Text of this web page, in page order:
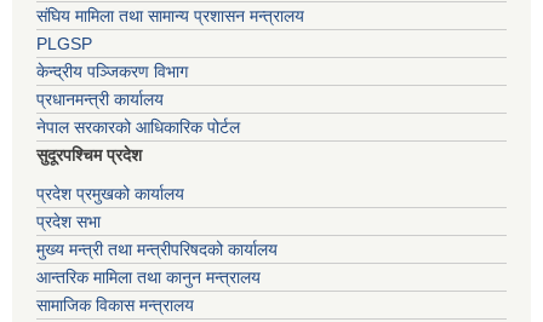
संघिय मामिला तथा सामान्य प्रशासन मन्त्रालय
PLGSP
केन्द्रीय पञ्जिकरण विभाग
प्रधानमन्त्री कार्यालय
नेपाल सरकारको आधिकारिक पोर्टल
सुदूरपश्चिम प्रदेश
प्रदेश प्रमुखको कार्यालय
प्रदेश सभा
मुख्य मन्त्री तथा मन्त्रीपरिषदको कार्यालय
आन्तरिक मामिला तथा कानुन मन्त्रालय
सामाजिक विकास मन्त्रालय